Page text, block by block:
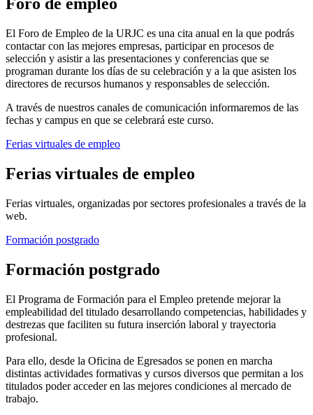
El Foro de Empleo de la URJC es una cita anual en la que podrás
contactar con las mejores empresas, participar en procesos de
selección y asistir a las presentaciones y conferencias que se
programan durante los días de su celebración y a la que asisten los
directores de recursos humanos y responsables de selección.
A través de nuestros canales de comunicación informaremos de las
fechas y campus en que se celebrará este curso.
Ferias virtuales de empleo
Ferias virtuales de empleo
Ferias virtuales, organizadas por sectores profesionales a través de la
web.
Formación postgrado
Formación postgrado
El Programa de Formación para el Empleo pretende mejorar la
empleabilidad del titulado desarrollando competencias, habilidades y
destrezas que faciliten su futura inserción laboral y trayectoria
profesional.
Para ello, desde la Oficina de Egresados se ponen en marcha
distintas actividades formativas y cursos diversos que permitan a los
titulados poder acceder en las mejores condiciones al mercado de
trabajo.